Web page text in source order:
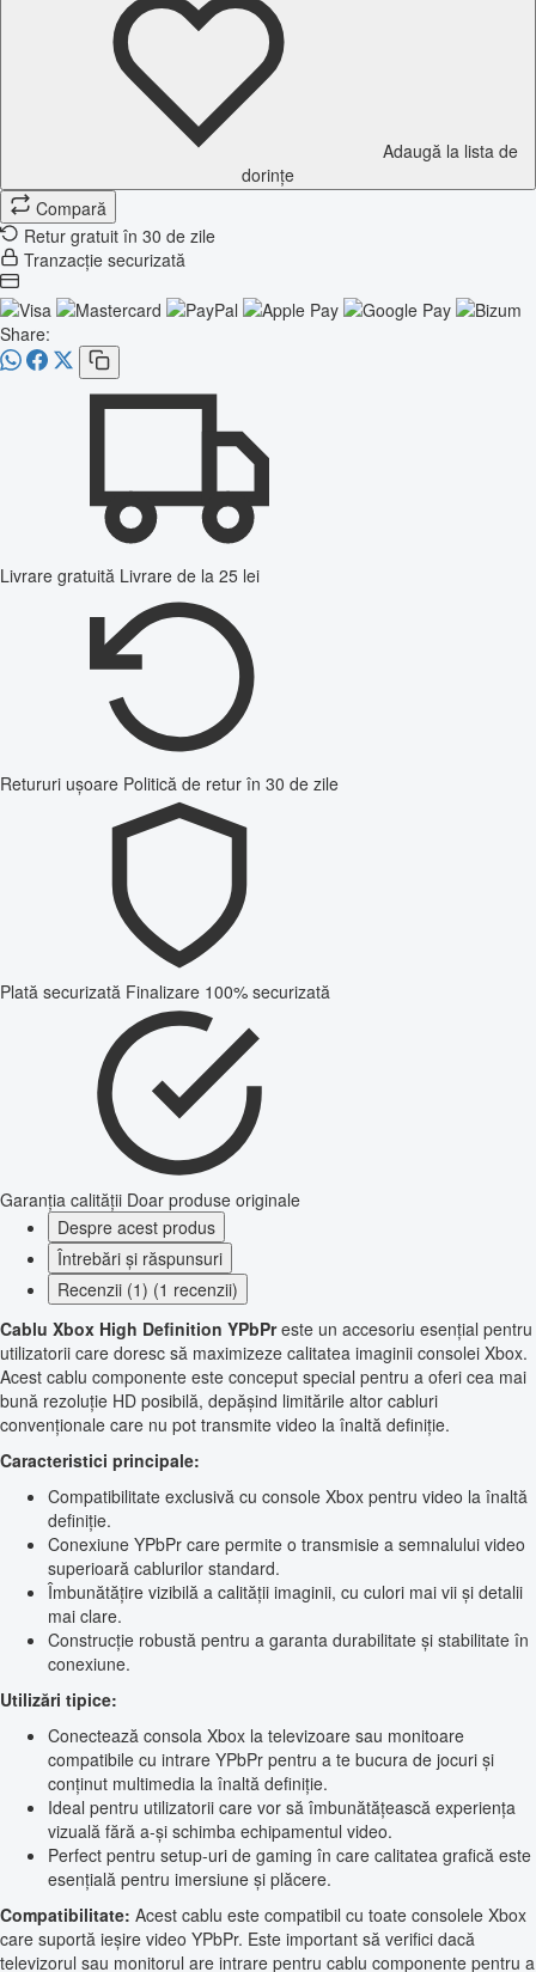
Adaugă la lista de
dorințe
Compară
Retur gratuit în 30 de zile
Tranzacție securizată
Share:
Livrare gratuită Livrare de la 25 lei
Retururi ușoare Politică de retur în 30 de zile
Plată securizată Finalizare 100% securizată
Garanția calității Doar produse originale
Despre acest produs
Întrebări și răspunsuri
Recenzii (1) (1 recenzii)
Cablu Xbox High Definition YPbPreste un accesoriu esențial pentru
utilizatorii care doresc să maximizeze calitatea imaginii consolei Xbox.
Acest cablu componente este conceput special pentru a oferi cea mai
bună rezoluție HD posibilă, depășind limitările altor cabluri
convenționale care nu pot transmite video la înaltă definiție.
Caracteristici principale:
Compatibilitate exclusivă cu console Xbox pentru video la înaltă
definiție.
Conexiune YPbPr care permite o transmisie a semnalului video
superioară cablurilor standard.
Îmbunătățire vizibilă a calității imaginii, cu culori mai vii și detalii
mai clare.
Construcție robustă pentru a garanta durabilitate și stabilitate în
conexiune.
Utilizări tipice:
Conectează consola Xbox la televizoare sau monitoare
compatibile cu intrare YPbPr pentru a te bucura de jocuri și
conținut multimedia la înaltă definiție.
Ideal pentru utilizatorii care vor să îmbunătățească experiența
vizuală fără a-și schimba echipamentul video.
Perfect pentru setup-uri de gaming în care calitatea grafică este
esențială pentru imersiune și plăcere.
Compatibilitate: Acest cablu este compatibil cu toate consolele Xbox
care suportă ieșire video YPbPr. Este important să verifici dacă
televizorul sau monitorul are intrare pentru cablu componente pentru a